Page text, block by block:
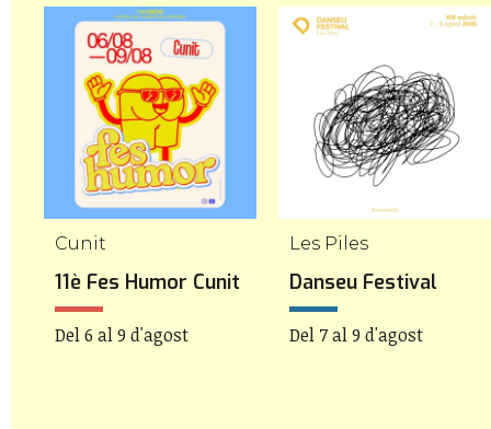
Cunit
11è Fes Humor Cunit
Del 6 al 9 d'agost
Les Piles
Danseu Festival
Del 7 al 9 d'agost